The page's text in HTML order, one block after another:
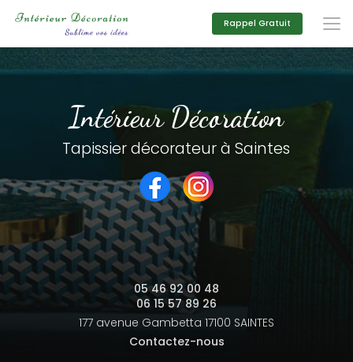
principal
Rappel Gratuit
Intérieur Décoration
Tapissier décorateur à Saintes
05 46 92 00 48
06 15 57 89 26
177 avenue Gambetta 17100 SAINTES
Contactez-nous